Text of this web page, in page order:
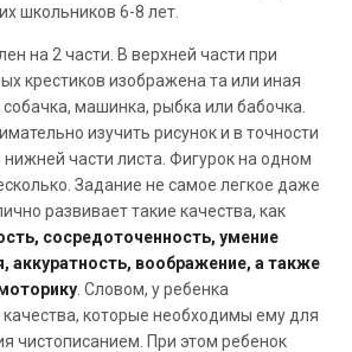
школьников 6-8 лет.
на 2 части. В верхней части при
крестиков изображена та или иная
машинка, рыбка или бабочка.
изучить рисунок и в точности
нижней части листа. Фигурок на одном
Задание не самое легкое даже
развивает такие качества, как
сосредоточенность, умение
аккуратность, воображение, а также
. Словом, у ребенка
которые необходимы ему для
чистописанием. При этом ребенок